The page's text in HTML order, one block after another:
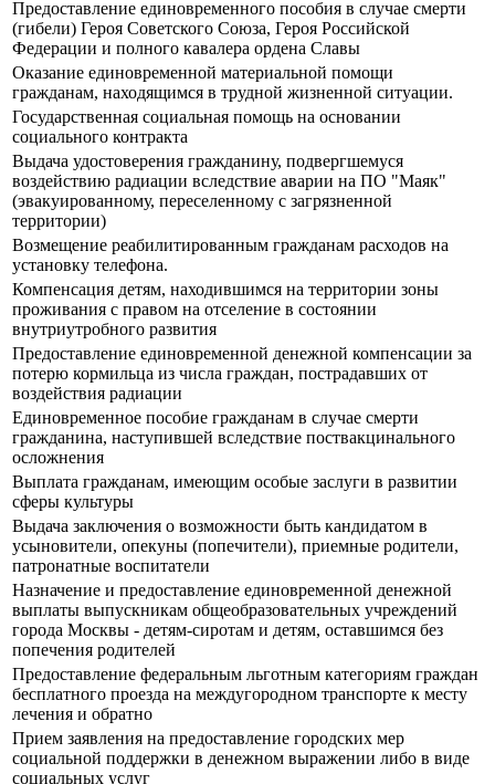
Предоставление единовременного пособия в случае смерти
(гибели) Героя Советского Союза, Героя Российской
Федерации и полного кавалера ордена Славы
Оказание единовременной материальной помощи
гражданам, находящимся в трудной жизненной ситуации.
Государственная социальная помощь на основании
социального контракта
Выдача удостоверения гражданину, подвергшемуся
воздействию радиации вследствие аварии на ПО "Маяк"
(эвакуированному, переселенному с загрязненной
территории)
Возмещение реабилитированным гражданам расходов на
установку телефона.
Компенсация детям, находившимся на территории зоны
проживания с правом на отселение в состоянии
внутриутробного развития
Предоставление единовременной денежной компенсации за
потерю кормильца из числа граждан, пострадавших от
воздействия радиации
Единовременное пособие гражданам в случае смерти
гражданина, наступившей вследствие поствакцинального
осложнения
Выплата гражданам, имеющим особые заслуги в развитии
сферы культуры
Выдача заключения о возможности быть кандидатом в
усыновители, опекуны (попечители), приемные родители,
патронатные воспитатели
Назначение и предоставление единовременной денежной
выплаты выпускникам общеобразовательных учреждений
города Москвы - детям-сиротам и детям, оставшимся без
попечения родителей
Предоставление федеральным льготным категориям граждан
бесплатного проезда на междугородном транспорте к месту
лечения и обратно
Прием заявления на предоставление городских мер
социальной поддержки в денежном выражении либо в виде
социальных услуг